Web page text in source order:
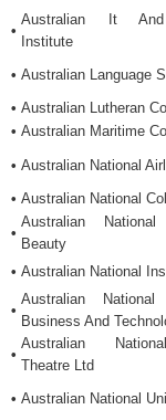
•
Australian It And
Institute
• Australian Language
• Australian Lutheran
• Australian Maritime
• Australian National
• Australian National
•
Australian
Beauty
• Australian National
•
Australian
Business And
•
Australian
Theatre Ltd
• Australian National